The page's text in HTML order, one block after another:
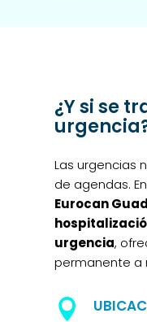
¿Y si se
Las urgencias
de agendas. En
Eurocan
urgencia,
permanente a
